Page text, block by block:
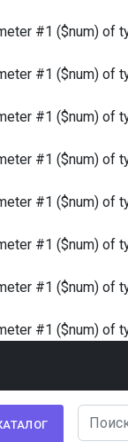
#1 ($num) of
#1 ($num) of
#1 ($num) of
#1 ($num) of
#1 ($num) of
#1 ($num) of
#1 ($num) of
#1 ($num) of